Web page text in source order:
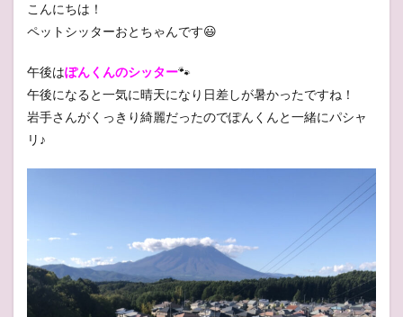
こんにちは！
ペットシッターおとちゃんです😃
午後はぽんくんのシッター🐾
午後になると一気に晴天になり日差しが暑かったですね！
岩手さんがくっきり綺麗だったのでぽんくんと一緒にパシャ
リ♪